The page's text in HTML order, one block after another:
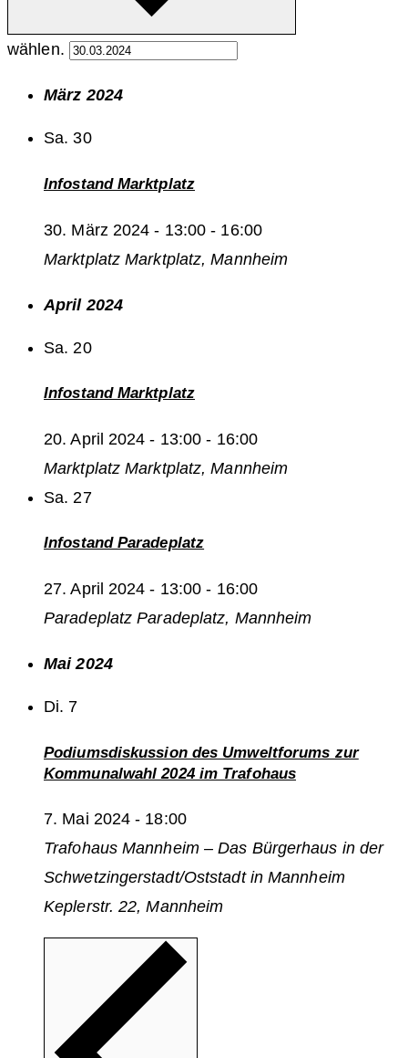
wählen.
März 2024
Sa.30
Infostand Marktplatz
30. März 2024 - 13:00 - 16:00
MarktplatzMarktplatz, Mannheim
April 2024
Sa. 20
Infostand Marktplatz
20. April 2024 - 13:00 - 16:00
MarktplatzMarktplatz, Mannheim
Sa. 27
Infostand Paradeplatz
27. April 2024 - 13:00 - 16:00
ParadeplatzParadeplatz, Mannheim
Mai 2024
Di. 7
Podiumsdiskussion des Umweltforums zur
Kommunalwahl 2024 im Trafohaus
7. Mai 2024 - 18:00
Trafohaus Mannheim – Das Bürgerhaus in der
Schwetzingerstadt/Oststadt in Mannheim
Keplerstr. 22, Mannheim